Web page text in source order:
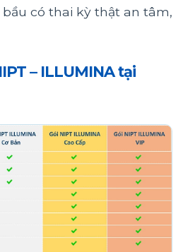
có thai kỳ thật an tâm,
– ILLUMINA tại